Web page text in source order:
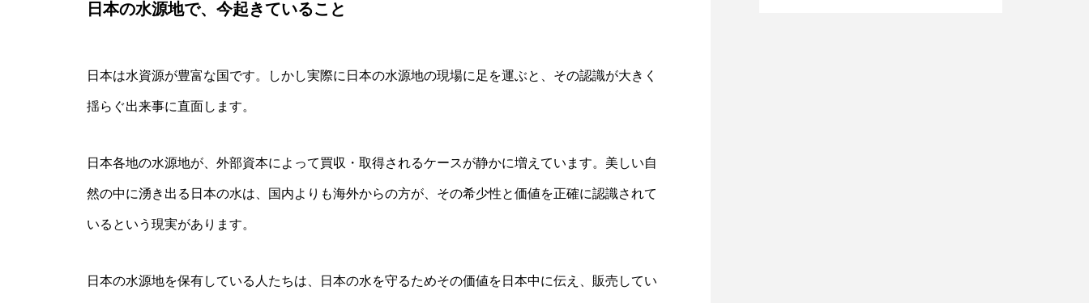
日本の水源地で、今起きていること
日本は水資源が豊富な国です。しかし実際に日本の水源地の現場に足を運ぶと、その認識が大きく
揺らぐ出来事に直面します。
日本各地の水源地が、外部資本によって買収・取得されるケースが静かに増えています。美しい自
然の中に湧き出る日本の水は、国内よりも海外からの方が、その希少性と価値を正確に認識されて
いるという現実があります。
日本の水源地を保有している人たちは、日本の水を守るためその価値を日本中に伝え、販売してい